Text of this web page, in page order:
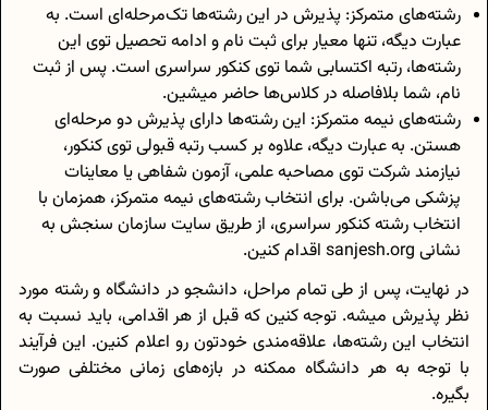
رشته‌های متمرکز: پذیرش در این رشته‌ها تک‌مرحله‌ای است. به
عبارت دیگه، تنها معیار برای ثبت نام و ادامه تحصیل توی این
رشته‌ها، رتبه اکتسابی شما توی کنکور سراسری است. پس از ثبت
نام، شما بلافاصله در کلاس‌ها حاضر میشین.
رشته‌های نیمه متمرکز: این رشته‌ها دارای پذیرش دو مرحله‌ای
هستن. به عبارت دیگه، علاوه بر کسب رتبه قبولی توی کنکور،
نیازمند شرکت توی مصاحبه علمی، آزمون شفاهی یا معاینات
پزشکی می‌باشن. برای انتخاب رشته‌های نیمه متمرکز، همزمان با
انتخاب رشته کنکور سراسری، از طریق سایت سازمان سنجش به
نشانی sanjesh.org اقدام کنین.
در نهایت، پس از طی تمام مراحل، دانشجو در دانشگاه و رشته مورد
نظر پذیرش میشه. توجه کنین که قبل از هر اقدامی، باید نسبت به
انتخاب این رشته‌ها، علاقه‌مندی خودتون رو اعلام کنین. این فرآیند
با توجه به هر دانشگاه ممکنه در بازه‌های زمانی مختلفی صورت
بگیره.